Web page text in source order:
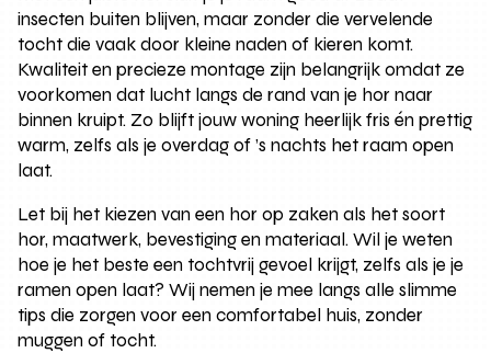
insecten buiten blijven, maar zonder die vervelende
tocht die vaak door kleine naden of kieren komt.
Kwaliteit en precieze montage zijn belangrijk omdat ze
voorkomen dat lucht langs de rand van je hor naar
binnen kruipt. Zo blijft jouw woning heerlijk fris én prettig
warm, zelfs als je overdag of ’s nachts het raam open
laat.
Let bij het kiezen van een hor op zaken als het soort
hor, maatwerk, bevestiging en materiaal. Wil je weten
hoe je het beste een tochtvrij gevoel krijgt, zelfs als je je
ramen open laat? Wij nemen je mee langs alle slimme
tips die zorgen voor een comfortabel huis, zonder
muggen of tocht.